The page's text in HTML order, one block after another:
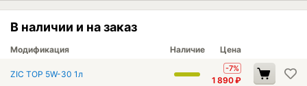
В наличии и на заказ
Модификация Наличие Цена
ZIC TOP 5W-30 1л
-7%
1 890₽